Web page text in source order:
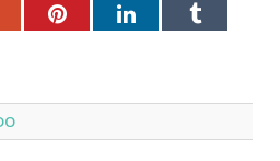
PinterestLinkedInTumblr